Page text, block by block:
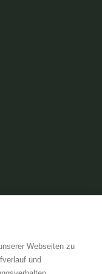
Webseiten zu
und